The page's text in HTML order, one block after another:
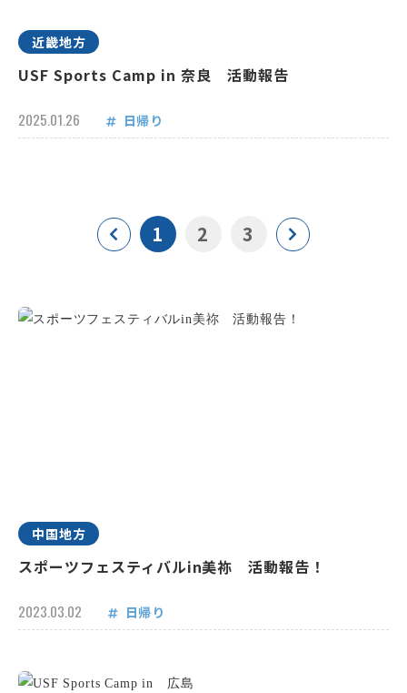
近畿地方
USF Sports Camp in 奈良 活動報告
2025.01.26 日帰り
1 2 3
中国地方
スポーツフェスティバルin美祢 活動報告！
2023.03.02 日帰り